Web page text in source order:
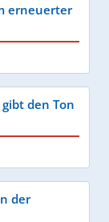
erneuerter
den Ton
der